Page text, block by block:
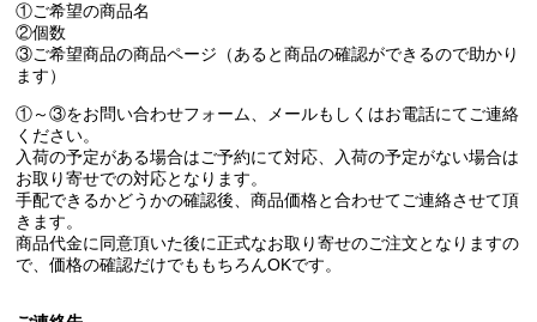
①ご希望の商品名
②個数
③ご希望商品の商品ページ（あると商品の確認ができるので助かり
ます）
①～③をお問い合わせフォーム、メールもしくはお電話にてご連絡
ください。
入荷の予定がある場合はご予約にて対応、入荷の予定がない場合は
お取り寄せでの対応となります。
手配できるかどうかの確認後、商品価格と合わせてご連絡させて頂
きます。
商品代金に同意頂いた後に正式なお取り寄せのご注文となりますの
で、価格の確認だけでももちろんOKです。